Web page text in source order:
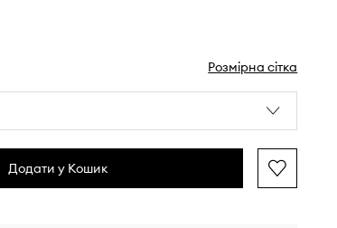
Розмірна сітка
Додати у Кошик